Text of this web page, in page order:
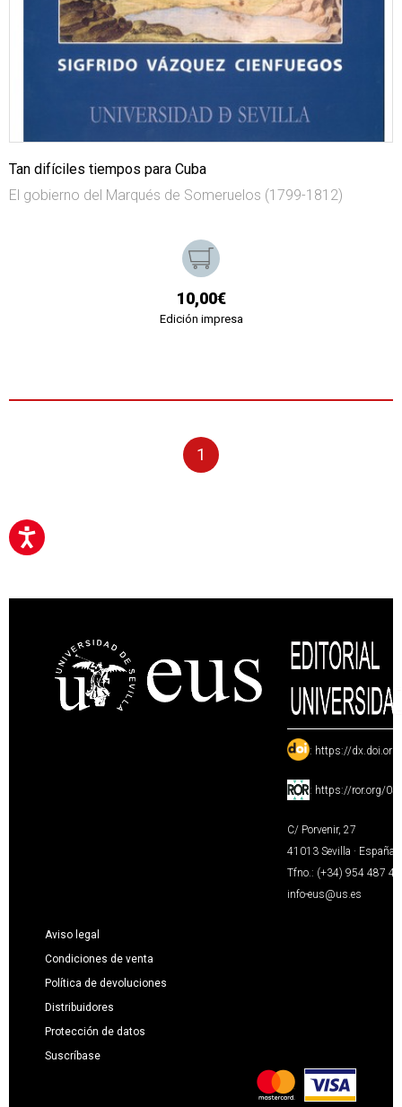
Tan difíciles tiempos para Cuba
El gobierno del Marqués de Someruelos (1799-1812)
10,00€
Edición impresa
1
: https://
: https://ror.org/
C/ Porvenir, 27
41013 Sevilla · España
Tfno.: (+34) 954 487
info-eus@us.es
Aviso legal
Condiciones de venta
Política de devoluciones
Distribuidores
Protección de datos
Suscríbase